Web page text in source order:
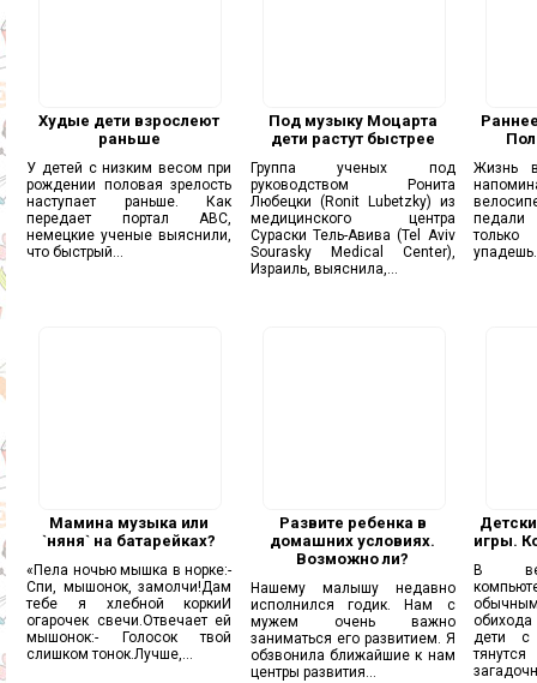
Худые дети взрослеют
раньше
У детей с низким весом при
рождении половая зрелость
наступает раньше. Как
передает портал ABC,
немецкие ученые выяснили,
что быстрый...
Под музыку Моцарта
дети растут быстрее
Группа ученых под
руководством Ронита
Любецки (Ronit Lubetzky) из
медицинского центра
Сураски Тель-Авива (Tel Aviv
Sourasky Medical Center),
Израиль, выяснила,...
Жизнь
Мамина музыка или
`няня` на батарейках?
«Пела ночью мышка в норке:-
Спи, мышонок, замолчи!Дам
тебе я хлебной коркиИ
огарочек свечи.Отвечает ей
мышонок:- Голосок твой
слишком тонок.Лучше,...
Развите ребенка в
домашних условиях.
Возможно ли?
Нашему малышу недавно
исполнился годик. Нам с
мужем очень важно
заниматься его развитием. Я
обзвонила ближайшие к нам
центры развития...
игры.
В
дети с